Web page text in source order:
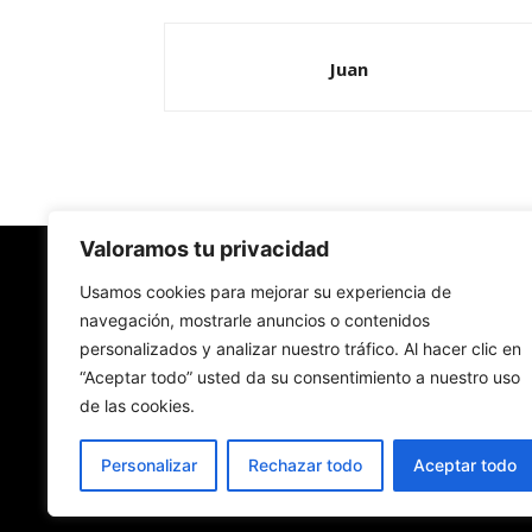
Valoramos tu privacidad
Usamos cookies para mejorar su experiencia de
navegación, mostrarle anuncios o contenidos
personalizados y analizar nuestro tráfico. Al hacer clic en
“Aceptar todo” usted da su consentimiento a nuestro uso
de las cookies.
Personalizar Rechazar todo Aceptar todo
Juan
Redes Cristianas
Una mirada alternativa sobre la Iglesia católica
- Colectivos de Redes Cristianas